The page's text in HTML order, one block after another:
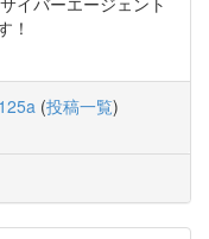
！
(投稿一覧)